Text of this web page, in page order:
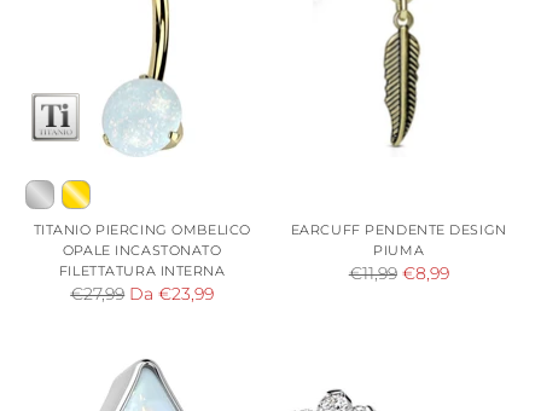
TITANIO PIERCING OMBELICO
OPALE INCASTONATO
FILETTATURA INTERNA
Prezzo
€27,99 Da €23,99
EARCUFF PENDENTE DESIGN
PIUMA
Prezzo
€11,99 €8,99